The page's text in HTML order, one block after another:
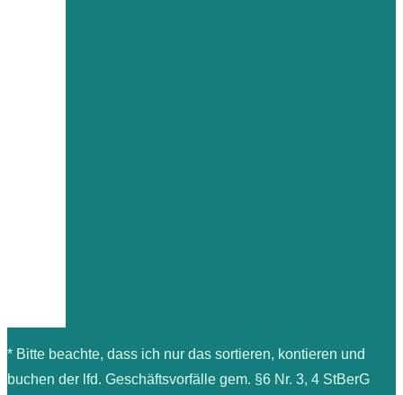
* Bitte beachte, dass ich nur das sortieren, kontieren und
buchen der lfd. Geschäftsvorfälle gem. §6 Nr. 3, 4 StBerG